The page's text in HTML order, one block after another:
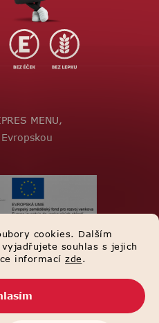
cookies. Dalším
souhlas s jejich
informací zde.
MENU,